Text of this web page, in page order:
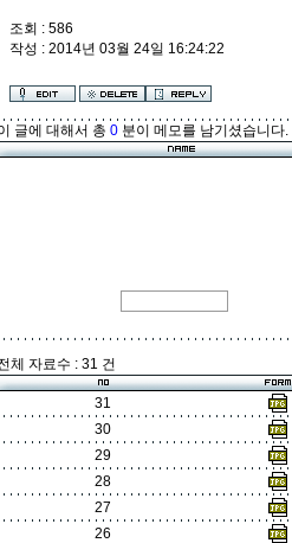
조회 : 586
작성 : 2014년 03월 24일 16:24:22
글에 대해서 총 0 분이 메모를 남기셨습니다.
체 자료수 : 31 건
31
30
29
28
27
26